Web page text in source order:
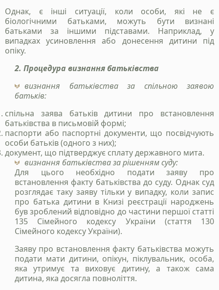
Однак, є інші ситуації, коли особи, які не є
біологічними батьками, можуть бути визнані
батьками за іншими підставами. Наприклад, у
випадках усиновлення або донесення дитини під
опіку.
2. Процедура визнання батьківства
визнання батьківства за спільною заявою
батьків:
cпільна заява батьків дитини про встановлення
батьківства в письмовій формі;
паспорти або паспортні документи, що посвідчують
особи батьків (одного з них);
документ, що підтверджує сплату державного мита.
визнання батьківства за рішенням суду:
Для цього необхідно подати заяву про
встановлення факту батьківства до суду. Однак суд
розглядає таку заяву тільки у випадку, коли запис
про батька дитини в Книзі реєстрації народжень
був зроблений відповідно до частини першої статті
135 Сімейного кодексу України (стаття 130
Сімейного кодексу України).
Заяву про встановлення факту батьківства можуть
подати мати дитини, опікун, піклувальник, особа,
яка утримує та виховує дитину, а також сама
дитина, яка досягла повноліття.